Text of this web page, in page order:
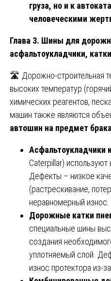
груза, но и к
человеческими
Глава 3. Шины для
асфальтоукладчики,
🛣️ Дорожно-строительная
высоких температур
химических реагентов,
машин также являются
автошин на предмет
Асфальтоукладчики
Caterpillar)
Дефекты – низкое
(растрескивание,
неравномерный износ.
Дорожные катки
специальные шины
создания
уплотняемый слой.
износ протектора из-